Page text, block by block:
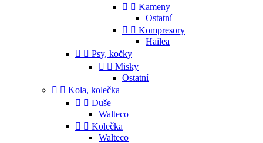
  Kameny
Ostatní
  Kompresory
Hailea
  Psy, kočky
  Misky
Ostatní
  Kola, kolečka
  Duše
Walteco
  Kolečka
Walteco